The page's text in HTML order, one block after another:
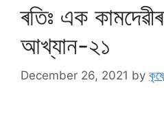
ৰতিঃ এক
আখ্যান-২১
December 26, 2021 by